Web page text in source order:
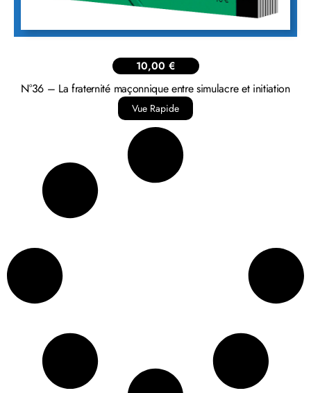
10,00 €
N°36 – La fraternité maçonnique entre simulacre et initiation
Vue Rapide